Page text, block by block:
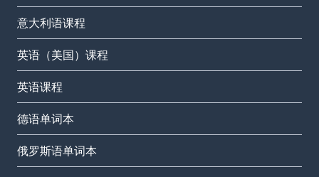
意大利语课程
英语（美国）课程
英语课程
德语单词本
俄罗斯语单词本